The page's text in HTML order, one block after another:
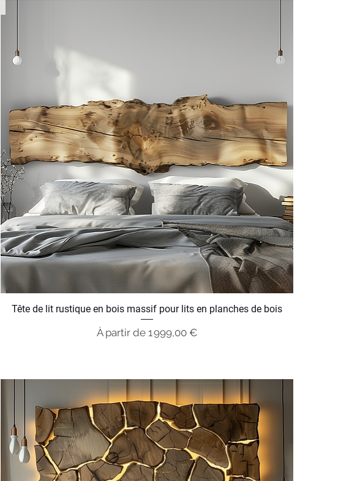
Tête de lit rustique en bois massif pour lits en planches de bois
À partir de 1 999,00 €
Prix promotionnel